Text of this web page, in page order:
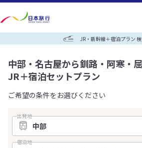
JR・新幹線＋宿泊プラン
中部・名古屋から釧路・阿寒・
JR＋宿泊セットプラン
ご希望の条件をお選びください
出発地
宿泊地